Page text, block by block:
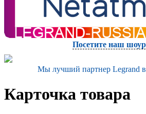
Посетите наш
Мы лучший партнер Legrand в
Карточка товара